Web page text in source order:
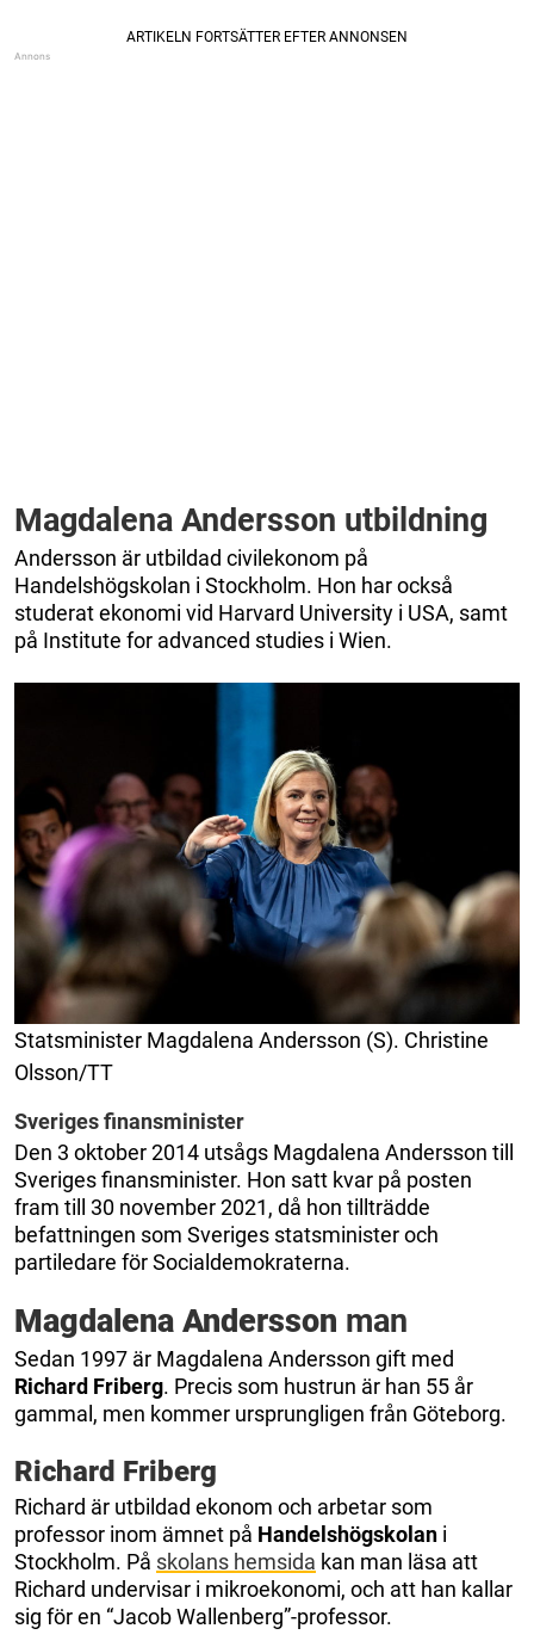
Magdalena Andersson utbildning
Andersson är utbildad civilekonom på
Handelshögskolan i Stockholm. Hon har också
studerat ekonomi vid Harvard University i USA, samt
på Institute for advanced studies i Wien.
Statsminister Magdalena Andersson (S). Christine
Olsson/TT
Sveriges finansminister
Den 3 oktober 2014 utsågs Magdalena Andersson till
Sveriges finansminister. Hon satt kvar på posten
fram till 30 november 2021, då hon tillträdde
befattningen som Sveriges statsminister och
partiledare för Socialdemokraterna.
Magdalena Andersson man
Sedan 1997 är Magdalena Andersson gift med
Richard Friberg. Precis som hustrun är han 55 år
gammal, men kommer ursprungligen från Göteborg.
Richard Friberg
Richard är utbildad ekonom och arbetar som
professor inom ämnet på Handelshögskolan i
Stockholm. På skolans hemsida kan man läsa att
Richard undervisar i mikroekonomi, och att han kallar
sig för en “Jacob Wallenberg”-professor.